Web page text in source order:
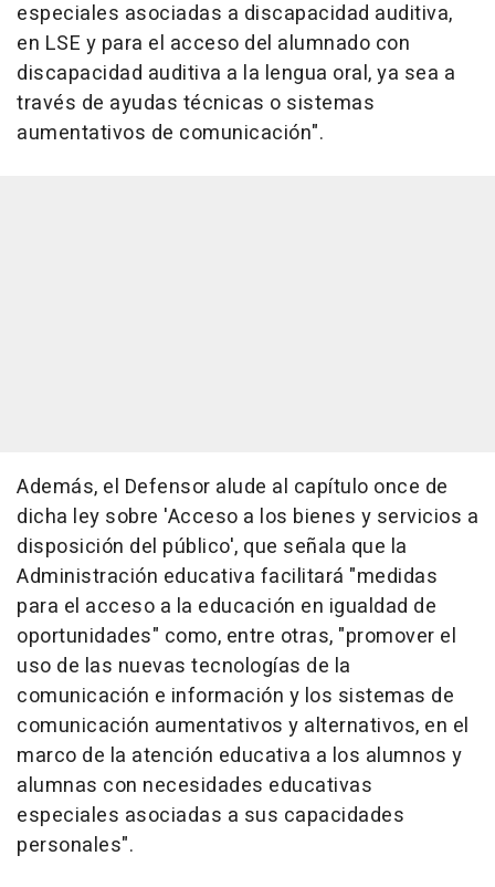
especiales asociadas a discapacidad auditiva,
en LSE y para el acceso del alumnado con
discapacidad auditiva a la lengua oral, ya sea a
través de ayudas técnicas o sistemas
aumentativos de comunicación".
Además, el Defensor alude al capítulo once de
dicha ley sobre 'Acceso a los bienes y servicios a
disposición del público', que señala que la
Administración educativa facilitará "medidas
para el acceso a la educación en igualdad de
oportunidades" como, entre otras, "promover el
uso de las nuevas tecnologías de la
comunicación e información y los sistemas de
comunicación aumentativos y alternativos, en el
marco de la atención educativa a los alumnos y
alumnas con necesidades educativas
especiales asociadas a sus capacidades
personales".